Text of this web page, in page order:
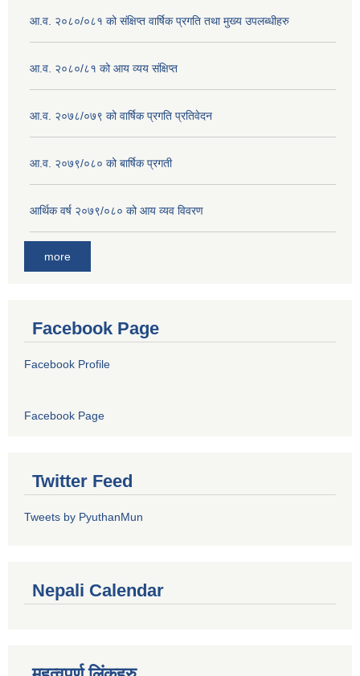
आ.व. २०८०/०८१ को संक्षिप्त वार्षिक प्रगति तथा मुख्य उपलब्धीहरु
आ.व. २०८०/८१ को आय व्यय संक्षिप्त
आ.व. २०७८/०७९ को वार्षिक प्रगति प्रतिवेदन
आ.व. २०७९/०८० को बार्षिक प्रगती
आर्थिक वर्ष २०७९/०८० को आय व्यव विवरण
more
Facebook Page
Facebook Profile
Facebook Page
Twitter Feed
Tweets by PyuthanMun
Nepali Calendar